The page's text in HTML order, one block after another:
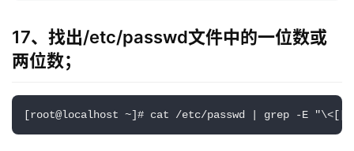
17、找出/etc/passwd文件中的一位数或
两位数；
[root@localhost ~]# cat /etc/passwd | grep -E